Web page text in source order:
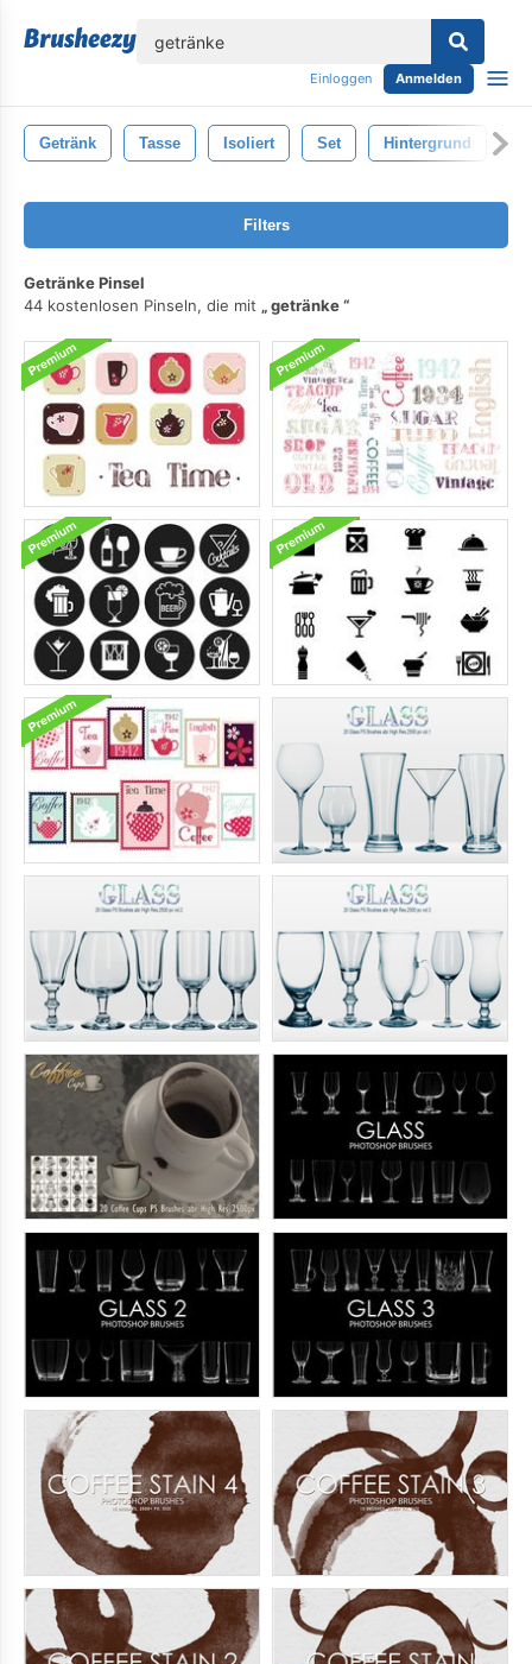
Einloggen Anmelden
Getränk Tasse Isoliert Set Hintergrund
Filters
Getränke Pinsel
44 kostenlosen Pinseln, die mit
getränke